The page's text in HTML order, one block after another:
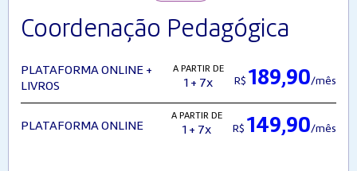
Coordenação Pedagógica
PLATAFORMA ONLINE +
LIVROS
A PARTIR DE
1 + 7x R$ 189,90/mês
PLATAFORMA ONLINE
A PARTIR DE
1 + 7x R$ 149,90/mês